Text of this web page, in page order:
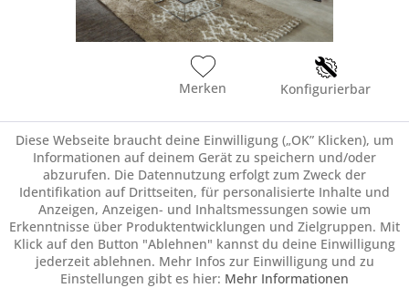
Merken Konfigurierbar
KONFIGURATOR DOVER >
Diese Webseite braucht deine Einwilligung („OK” Klicken), um
Informationen auf deinem Gerät zu speichern und/oder
abzurufen. Die Datennutzung erfolgt zum Zweck der
Identifikation auf Drittseiten, für personalisierte Inhalte und
Anzeigen, Anzeigen- und Inhaltsmessungen sowie um
Erkenntnisse über Produktentwicklungen und Zielgruppen. Mit
Klick auf den Button "Ablehnen" kannst du deine Einwilligung
jederzeit ablehnen. Mehr Infos zur Einwilligung und zu
Einstellungen gibt es hier: Mehr Informationen